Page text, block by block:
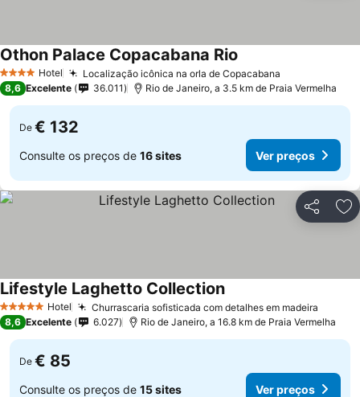
4 EstrelasHotel Localização icônica na orla de Copacabana
Othon Palace Copacabana Rio
8,6 Excelente 36.011 Rio de Janeiro, a 3.5 km de Praia Vermelha
De € 132
Consulte os preços de 16 sites Ver preços
Partilhar
5 Estrelas Hotel Churrascaria sofisticada com detalhes em madeira
Lifestyle Laghetto Collection
8,6 Excelente 6.027 Rio de Janeiro, a 16.8 km de Praia Vermelha
De € 85
Consulte os preços de 15 sites Ver preços